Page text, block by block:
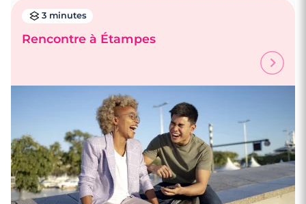
3 minutes
Rencontre à Étampes